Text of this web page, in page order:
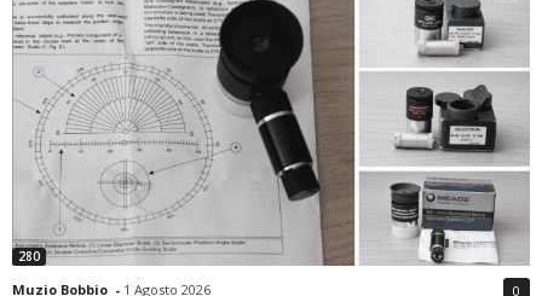
280
Muzio Bobbio - 1 Agosto 2026 0